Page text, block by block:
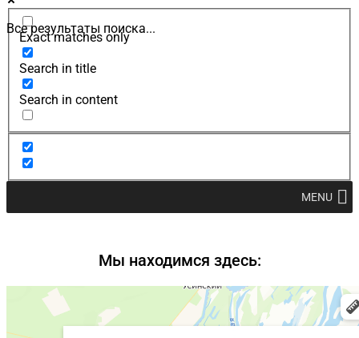
Все результаты поиска...
Exact matches only
Search in title
Search in content
MENU
Мы находимся здесь: